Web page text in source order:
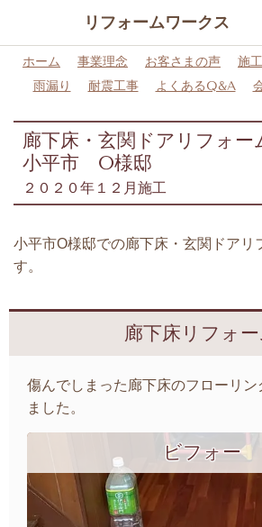
リフォームワークス
ホーム 事業理念 お客さまの声 施
雨漏り
耐震工事 よくあるQ&A
廊下床・玄関ドアリフォー
小平市 O様邸
２０２０年１２月施工
小平市O様邸での廊下床・玄関ドアリ
す。
廊下床リフォ
傷んでしまった廊下床のフローリン
ました。
ビフォー